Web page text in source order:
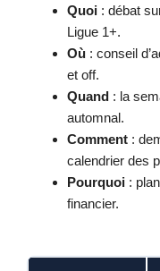
Quoi : débat
Ligue 1+.
Où : conseil
et off.
Quand : la
automnal.
Comment :
calendrier des
Pourquoi :
financier.